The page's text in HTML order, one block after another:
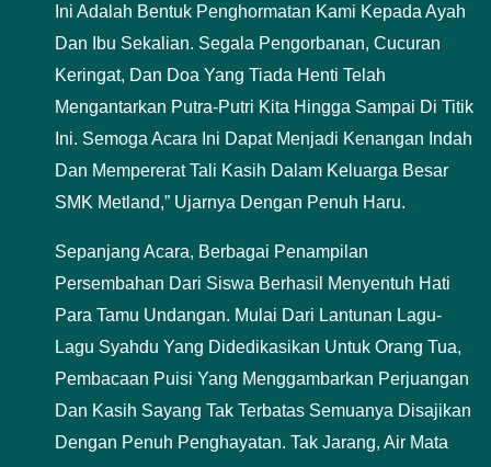
Ini Adalah Bentuk Penghormatan Kami Kepada Ayah
Dan Ibu Sekalian. Segala Pengorbanan, Cucuran
Keringat, Dan Doa Yang Tiada Henti Telah
Mengantarkan Putra-Putri Kita Hingga Sampai Di Titik
Ini. Semoga Acara Ini Dapat Menjadi Kenangan Indah
Dan Mempererat Tali Kasih Dalam Keluarga Besar
SMK Metland,” Ujarnya Dengan Penuh Haru.
Sepanjang Acara, Berbagai Penampilan
Persembahan Dari Siswa Berhasil Menyentuh Hati
Para Tamu Undangan. Mulai Dari Lantunan Lagu-
Lagu Syahdu Yang Didedikasikan Untuk Orang Tua,
Pembacaan Puisi Yang Menggambarkan Perjuangan
Dan Kasih Sayang Tak Terbatas Semuanya Disajikan
Dengan Penuh Penghayatan. Tak Jarang, Air Mata